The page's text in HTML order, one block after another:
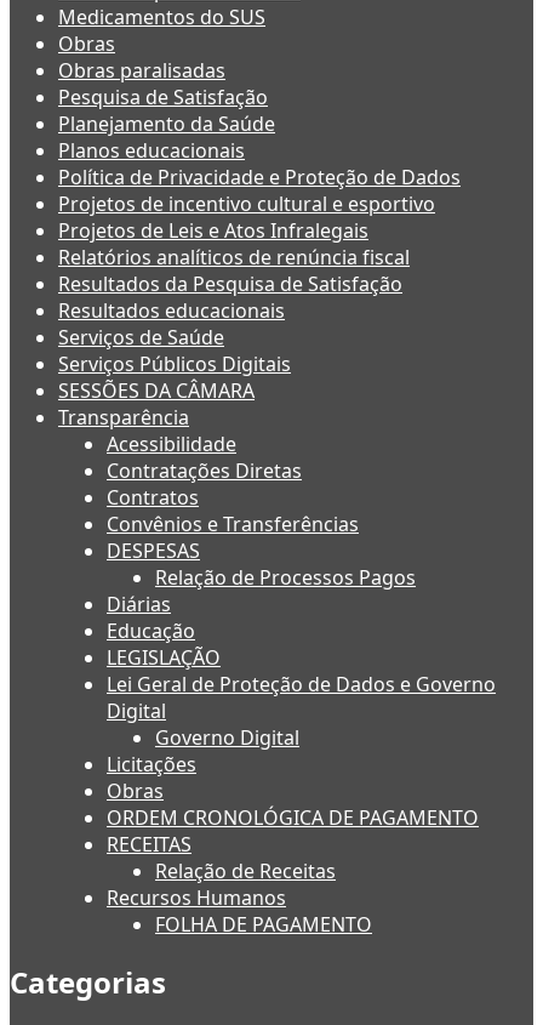
Medicamentos do SUS
Obras
Obras paralisadas
Pesquisa de Satisfação
Planejamento da Saúde
Planos educacionais
Política de Privacidade e Proteção de Dados
Projetos de incentivo cultural e esportivo
Projetos de Leis e Atos Infralegais
Relatórios analíticos de renúncia fiscal
Resultados da Pesquisa de Satisfação
Resultados educacionais
Serviços de Saúde
Serviços Públicos Digitais
SESSÕES DA CÂMARA
Transparência
Acessibilidade
Contratações Diretas
Contratos
Convênios e Transferências
DESPESAS
Relação de Processos Pagos
Diárias
Educação
LEGISLAÇÃO
Lei Geral de Proteção de Dados e Governo
Digital
Governo Digital
Licitações
Obras
ORDEM CRONOLÓGICA DE PAGAMENTO
RECEITAS
Relação de Receitas
Recursos Humanos
FOLHA DE PAGAMENTO
Categorias